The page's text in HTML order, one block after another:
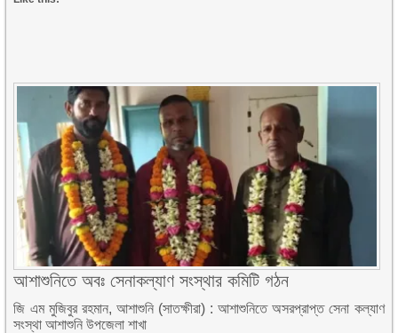
আশাশুনিতে অবঃ সেনাকল্যাণ সংস্থার কমিটি গঠন
জি এম মুজিবুর রহমান, আশাশুনি (সাতক্ষীরা) : আশাশুনিতে অসরপ্রাপ্ত সেনা কল্যাণ
সংস্থা আশাশুনি উপজেলা শাখা